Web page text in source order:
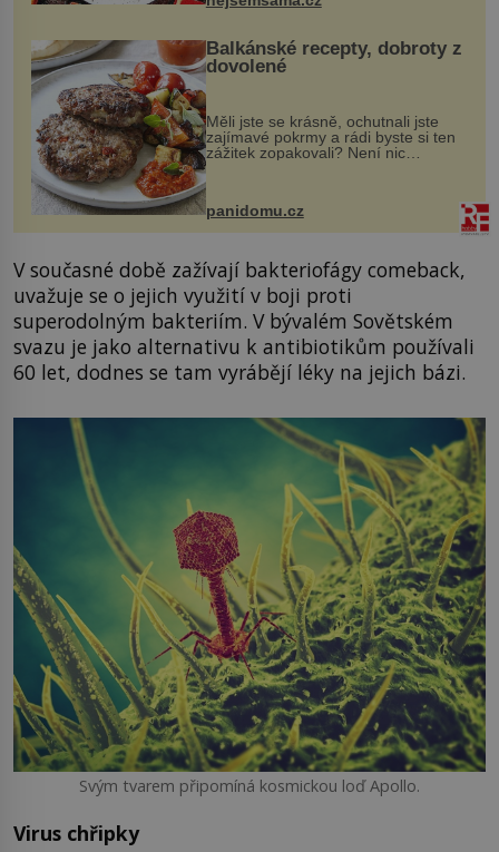
Balkánské recepty, dobroty z
dovolené
Měli jste se krásně, ochutnali jste
zajímavé pokrmy a rádi byste si ten
zážitek zopakovali? Není nic
snazšího. Pljeskavica (10 porcí)
Možná jste ji ochutnali na dovolené v
panidomu.cz
V současné době zažívají bakteriofágy comeback,
uvažuje se o jejich využití v boji proti
superodolným bakteriím. V bývalém Sovětském
svazu je jako alternativu k antibiotikům používali
60 let, dodnes se tam vyrábějí léky na jejich bázi.
Svým tvarem připomíná kosmickou loď Apollo.
Virus chřipky